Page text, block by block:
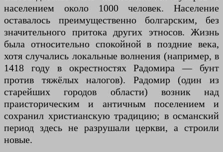
населением около 1000 человек. Население
оставалось преимущественно болгарским, без
значительного притока других этносов. Жизнь
была относительно спокойной в поздние века,
хотя случались локальные волнения (например, в
1418 году в окрестностях Радомира — бунт
против тяжёлых налогов). Радомир (один из
старейших городов области) возник над
праисторическим и античным поселением и
сохранил христианскую традицию; в османский
период здесь не разрушали церкви, а строили
новые.